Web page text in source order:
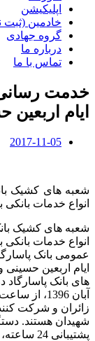
اپلیکیشن
خادمین (ثبت
گروه جهادی
درباره ما
تماس با ما
خدمت رسانی
ایام اربعین
2017-11-05
شعبه های کشیک
انواع خدمات
شعبه های کشیک
انواع خدمات
عمومی بانک
ایام اربعین
زائران و شرکت
شهیدان هستند.